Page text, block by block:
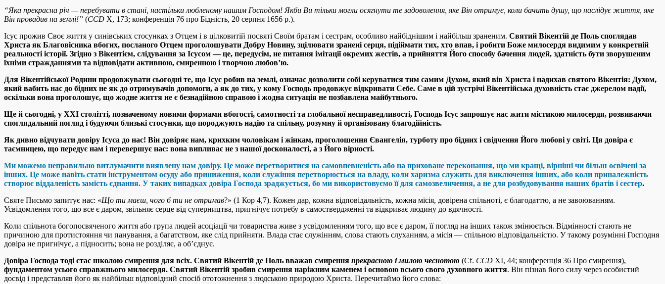
“Яка прекрасна річ — перебувати в стані, настільки любленому нашим Господом! Якби Ви тільки могли осягнути те задоволення, яке Він отримує, коли бачить душу, що наслідує життя, яке
Він провадив на землі!” (CCD X, 173; конференція 76 про Бідність, 20 серпня 1656 р.).
Ісус прожив Своє життя у синівських стосунках з Отцем і в цілковитій посвяті Своїм братам і сестрам, особливо найбіднішим і найбільш зраненим. Святий Вікентій де Поль споглядав
Христа як Благовісника вбогих, посланого Отцем проголошувати Добру Новину, зцілювати зранені серця, підіймати тих, хто впав, і робити Боже милосердя видимим у конкретній
реальності історії. Згідно з Вікентієм, слідування за Ісусом — це, передусім, не питання імітації окремих жестів, а прийняття Його способу бачення людей, здатність бути зворушеним
їхніми стражданнями та відповідати активною, смиренною і творчою любов’ю.
Для Вікентійської Родини продовжувати сьогодні те, що Ісус робив на землі, означає дозволити собі керуватися тим самим Духом, який вів Христа і надихав святого Вікентія: Духом,
який вабить нас до бідних не як до отримувачів допомоги, а як до тих, у кому Господь продовжує відкривати Себе. Саме в цій зустрічі Вікентійська духовність стає джерелом надії,
оскільки вона проголошує, що жодне життя не є безнадійною справою і жодна ситуація не позбавлена майбутнього.
Ще й сьогодні, у XXI столітті, позначеному новими формами вбогості, самотності та глобальної несправедливості, Господь Ісус запрошує нас жити містикою милосердя, розвиваючи
споглядальний погляд і будуючи близькі стосунки, що породжують надію та спільну, розумну й організовану благодійність.
Як дивно відчувати довіру Ісуса до нас! Він довіряє нам, крихким чоловікам і жінкам, проголошення Євангелія, турботу про бідних і свідчення Його любові у світі. Ця довіра є
таємницею, що передує нам і перевершує нас: вона випливає не з нашої досконалості, а з Його вірності.
Ми можемо неправильно витлумачити виявлену нам довіру. Це може перетворитися на самовпевненість або на приховане переконання, що ми кращі, вірніші чи більш освічені за
інших. Це може навіть стати інструментом осуду або приниження, коли служіння перетворюється на владу, коли харизма служить для виключення інших, або коли приналежність
створює віддаленість замість єднання. У таких випадках довіра Господа зраджується, бо ми використовуємо її для самозвеличення, а не для розбудовування наших братів і сестер.
Святе Письмо запитує нас: «Що ти маєш, чого б ти не отримав?» (1 Кор 4,7). Кожен дар, кожна відповідальність, кожна місія, довірена спільноті, є благодаттю, а не завоюванням.
Усвідомлення того, що все є даром, звільняє серце від суперництва, пригнічує потребу в самоствердженні та відкриває людину до вдячності.
Коли спільнота богопосвяченого життя або група людей асоціації чи товариства живе з усвідомленням того, що все є даром, її погляд на інших також змінюється. Відмінності стають не
причиною для протистояння чи панування, а багатством, яке слід прийняти. Влада стає служінням, слова стають слуханням, а місія — спільною відповідальністю. У такому розумінні Господня
довіра не пригнічує, а підносить; вона не розділяє, а об’єднує.
Довіра Господа тоді стає школою смирення для всіх. Святий Вікентій де Поль вважав смирення прекрасною і милою чеснотою (Cf. CCD XI, 44; конференція 36 Про смирення),
фундаментом усього справжнього милосердя. Святий Вікентій зробив смирення наріжним каменем і основою всього свого духовного життя. Він пізнав його силу через особистий
досвід і представляв його як найбільш відповідний спосіб ототожнення з людською природою Христа. Перечитаймо його слова: